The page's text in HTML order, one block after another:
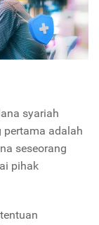
syariah
pertama adalah
seseorang
pihak